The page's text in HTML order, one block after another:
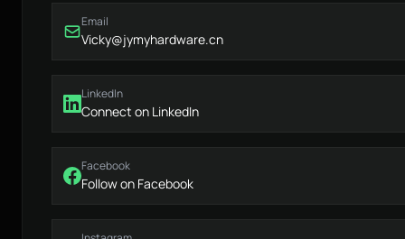
Email
Vicky@jymyhardware.cn
LinkedIn
Connect on LinkedIn
Facebook
Follow on Facebook